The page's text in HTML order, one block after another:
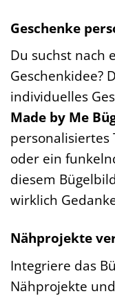
Geschenke
Du suchst nach
Geschenkidee?
individuelles
Made by Me
personalisiertes
oder ein
diesem
wirklich
Nähprojekte
Integriere das
Nähprojekte